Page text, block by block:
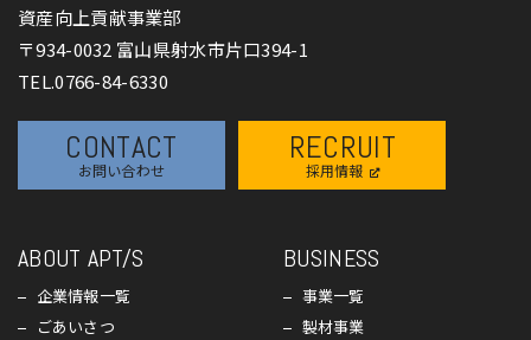
資産向上貢献事業部
〒934-0032 富山県射水市片口394-1
TEL.0766-84-6330
CONTACT
お問い合わせ
RECRUIT
採用情報
ABOUT APT/S
企業情報一覧
ごあいさつ
BUSINESS
事業一覧
製材事業